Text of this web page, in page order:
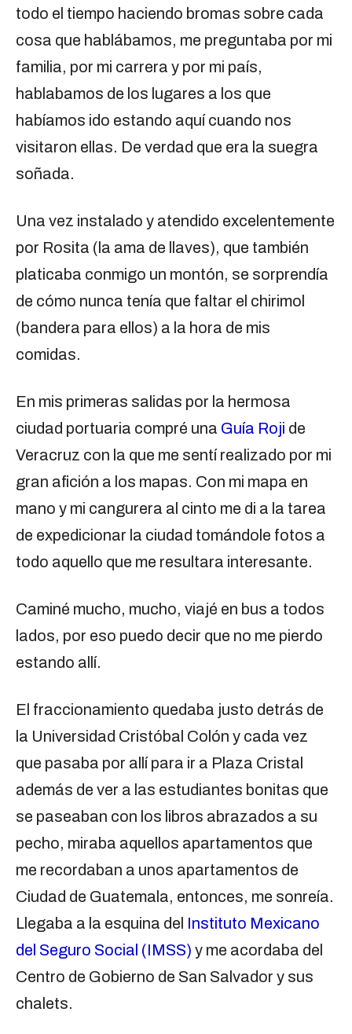
todo el tiempo haciendo bromas sobre cada
cosa que hablábamos, me preguntaba por mi
familia, por mi carrera y por mi país,
hablabamos de los lugares a los que
habíamos ido estando aquí cuando nos
visitaron ellas. De verdad que era la suegra
soñada.
Una vez instalado y atendido excelentemente
por Rosita (la ama de llaves), que también
platicaba conmigo un montón, se sorprendía
de cómo nunca tenía que faltar el chirimol
(bandera para ellos) a la hora de mis
comidas.
En mis primeras salidas por la hermosa
ciudad portuaria compré una Guía Roji de
Veracruz con la que me sentí realizado por mi
gran afición a los mapas. Con mi mapa en
mano y mi cangurera al cinto me di a la tarea
de expedicionar la ciudad tomándole fotos a
todo aquello que me resultara interesante.
Caminé mucho, mucho, viajé en bus a todos
lados, por eso puedo decir que no me pierdo
estando allí.
El fraccionamiento quedaba justo detrás de
la Universidad Cristóbal Colón y cada vez
que pasaba por allí para ir a Plaza Cristal
además de ver a las estudiantes bonitas que
se paseaban con los libros abrazados a su
pecho, miraba aquellos apartamentos que
me recordaban a unos apartamentos de
Ciudad de Guatemala, entonces, me sonreía.
Llegaba a la esquina del Instituto Mexicano
del Seguro Social (IMSS) y me acordaba del
Centro de Gobierno de San Salvador y sus
chalets.